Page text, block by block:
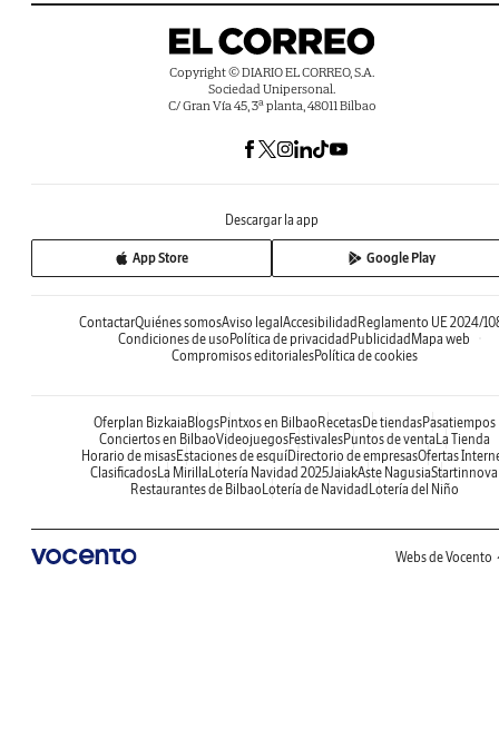
Copyright © DIARIO EL CORREO, S.A.
Sociedad Unipersonal.
C/ Gran Vía 45, 3ª planta, 48011 Bilbao
Descargar la app
App Store Google Play
ContactarQuiénes somosAviso legalAccesibilidadReglamento UE 2024/
Condiciones de usoPolítica de privacidadPublicidadMapa web
Compromisos editorialesPolítica de cookies
Oferplan BizkaiaBlogsPintxos en BilbaoRecetasDe tiendasPasatiempos
Conciertos en BilbaoVideojuegosFestivalesPuntos de ventaLa Tienda
Horario de misasEstaciones de esquíDirectorio de empresasOfertas
ClasificadosLa MirillaLotería Navidad 2025JaiakAste NagusiaStartinnova
Restaurantes de BilbaoLotería de NavidadLotería del Niño
Webs de Vocento